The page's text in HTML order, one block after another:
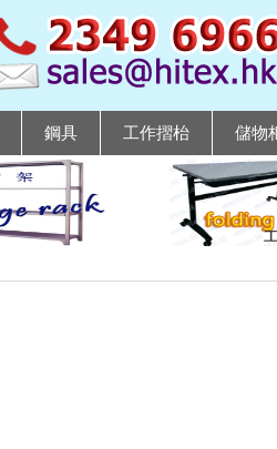
鋼具 工作摺枱 儲物